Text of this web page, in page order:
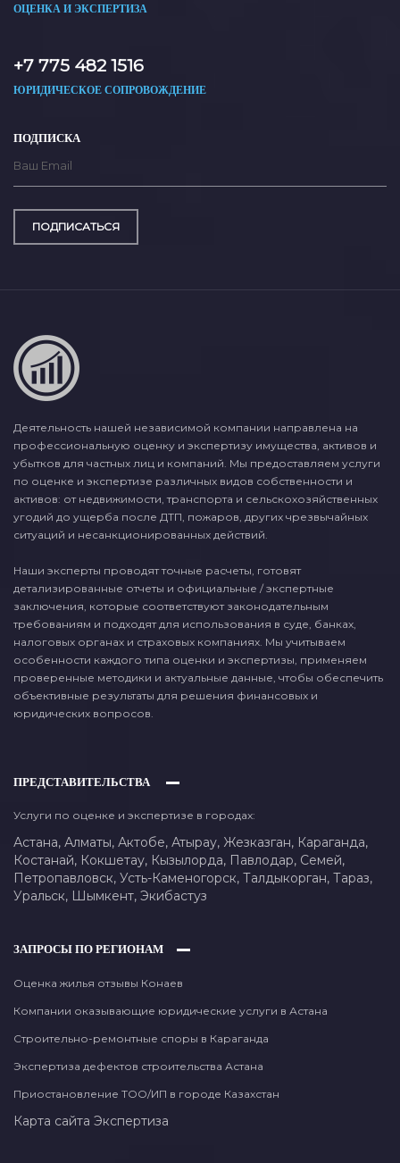
ОЦЕНКА И ЭКСПЕРТИЗА
+7 775 482 1516
ЮРИДИЧЕСКОЕ СОПРОВОЖДЕНИЕ
ПОДПИСКА
ПОДПИСАТЬСЯ
Деятельность нашей независимой компании направлена на
профессиональную оценку и экспертизу имущества, активов и
убытков для частных лиц и компаний. Мы предоставляем услуги
по оценке и экспертизе различных видов собственности и
активов: от недвижимости, транспорта и сельскохозяйственных
угодий до ущерба после ДТП, пожаров, других чрезвычайных
ситуаций и несанкционированных действий.
Наши эксперты проводят точные расчеты, готовят
детализированные отчеты и официальные / экспертные
заключения, которые соответствуют законодательным
требованиям и подходят для использования в суде, банках,
налоговых органах и страховых компаниях. Мы учитываем
особенности каждого типа оценки и экспертизы, применяем
проверенные методики и актуальные данные, чтобы обеспечить
объективные результаты для решения финансовых и
юридических вопросов.
ПРЕДСТАВИТЕЛЬСТВА
Услуги по оценке и экспертизе в городах:
Астана, Алматы, Актобе, Атырау, Жезказган, Караганда,
Костанай, Кокшетау, Кызылорда, Павлодар, Семей,
Петропавловск, Усть-Каменогорск, Талдыкорган, Тараз,
Уральск, Шымкент, Экибастуз
ЗАПРОСЫ ПО РЕГИОНАМ
Оценка жилья отзывы Конаев
Компании оказывающие юридические услуги в Астана
Строительно-ремонтные споры в Караганда
Экспертиза дефектов строительства Астана
Приостановление ТОО/ИП в городе Казахстан
Карта сайта Экспертиза